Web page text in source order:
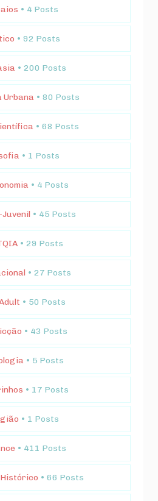
• 4 Posts
• 92 Posts
• 200 Posts
Urbana • 80 Posts
• 68 Posts
• 1 Posts
• 4 Posts
• 45 Posts
• 29 Posts
• 27 Posts
• 50 Posts
• 43 Posts
• 5 Posts
• 17 Posts
• 1 Posts
• 411 Posts
Histórico • 66 Posts